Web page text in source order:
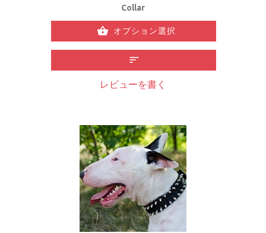
Collar
オプション選択
レビューを書く